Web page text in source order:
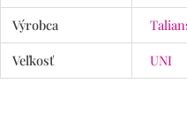
Výrobca
Veľkosť
UNI